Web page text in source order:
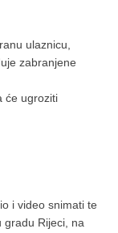
ulaznicu,
zabranjene
će ugroziti
i video snimati te
gradu Rijeci, na